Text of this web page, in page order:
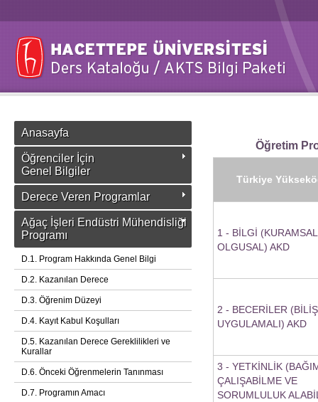
Anasayfa
Öğrenciler İçin
Genel Bilgiler
Derece Veren Programlar
Ağaç İşleri Endüstri Mühendisliği
Programı
D.1. Program Hakkında Genel Bilgi
D.2. Kazanılan Derece
D.3. Öğrenim Düzeyi
D.4. Kayıt Kabul Koşulları
D.5. Kazanılan Derece Gereklilikleri ve
Kurallar
D.6. Önceki Öğrenmelerin Tanınması
D.7. Programın Amacı
Öğretim
Türkiye
1 - BİLGİ
OLGUSAL) AKD
2 - BECERİLER
UYGULAMALI) AKD
3 - YETKİNLİK
ÇALIŞABİLME VE
SORUMLULUK